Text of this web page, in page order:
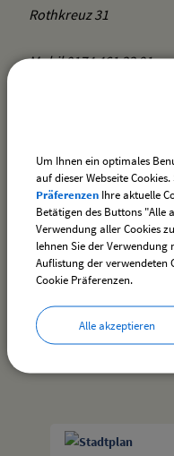
Rothkreuz 31
Mobil 0174 461 33 91
zurück
Um Ihnen ein optimales
auf dieser Webseite
Präferenzen Ihre aktuelle
Betätigen des Buttons "Alle
Verwendung aller Cookies
lehnen Sie der
Auflistung der verwendeten
Cookie Präferenzen.
Alle akzeptieren